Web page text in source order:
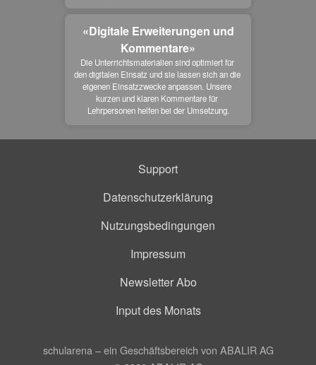
«Digitale Erweiterungen und
Kommentare»
Die Unterrichtsmaterialien sind optimiert für
den digitalen Einsatz und sie lassen sich an die
eigenen Einsatzzwecke anpassen. Unsere
kurzen und klaren Kommentare für
Lehrpersonen helfen bei der Umsetzung.
Support
Datenschutzerklärung
Nutzungsbedingungen
Impressum
Newsletter Abo
Input des Monats
schularena – ein Geschäftsbereich von ABALIR AG